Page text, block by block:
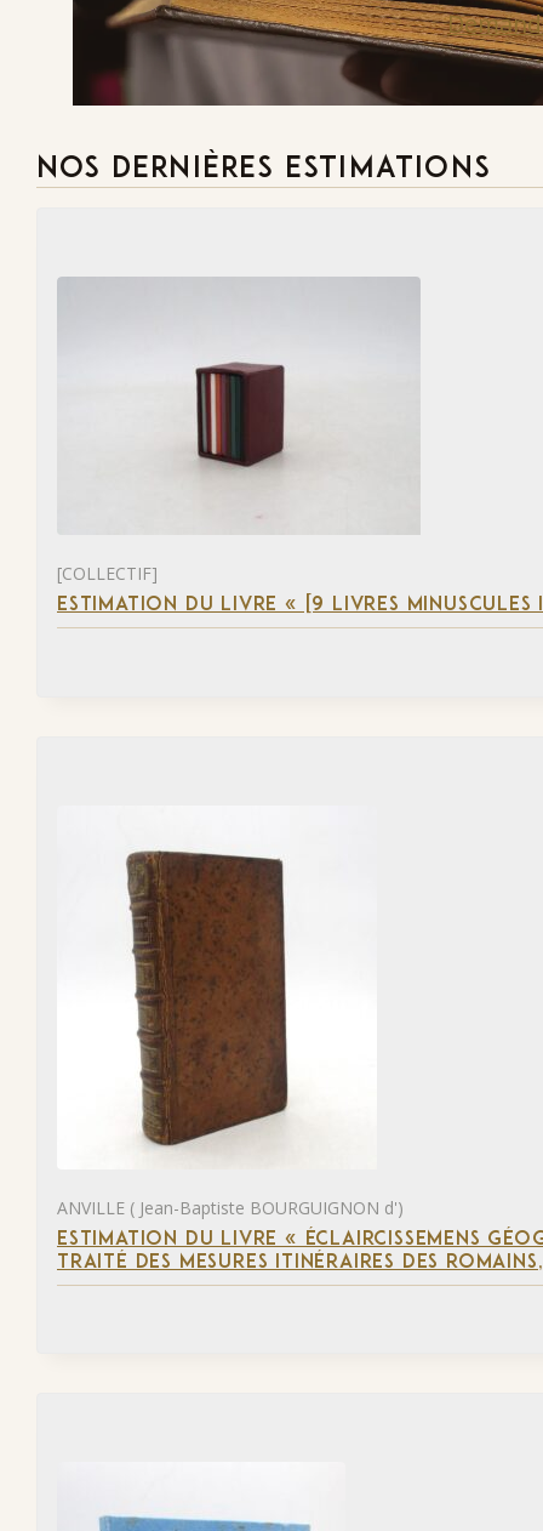
NOS DERNIÈRES ESTIMATIONS
[COLLECTIF]
ESTIMATION DU LIVRE « [9 LIVRES MINUSCULES
ANVILLE ( Jean-Baptiste BOURGUIGNON d')
ESTIMATION DU LIVRE « ÉCLAIRCISSEMENS
TRAITÉ DES MESURES ITINÉRAIRES DES